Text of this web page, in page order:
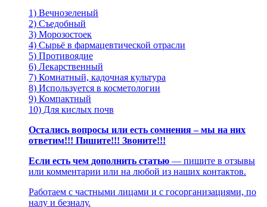
1) Вечнозеленый
2) Съедобный
3) Морозостоек
4) Сырьё в фармацевтической отрасли
5) Противоядие
6) Лекарственный
7) Комнатный, кадочная культура
8) Используется в косметологии
9) Компактный
10) Для кислых почв
Остались вопросы или есть сомнения – мы на них
ответим!!! Пишите!!! Звоните!!!
Если есть чем дополнить статью — пишите в отзывы
или комментарии или на любой из наших контактов.
Работаем с частными лицами и с госорганизациями, по
налу и безналу.